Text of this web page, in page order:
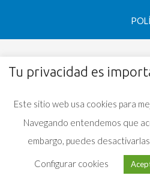
Tu privacidad es
Este sitio web usa cookies para
Navegando entendemos que
embargo, puedes
Configurar cookies